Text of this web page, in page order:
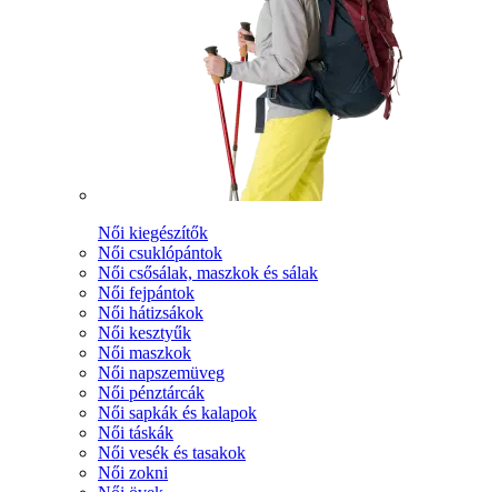
Női kiegészítők
Női csuklópántok
Női csősálak, maszkok és sálak
Női fejpántok
Női hátizsákok
Női kesztyűk
Női maszkok
Női napszemüveg
Női pénztárcák
Női sapkák és kalapok
Női táskák
Női vesék és tasakok
Női zokni